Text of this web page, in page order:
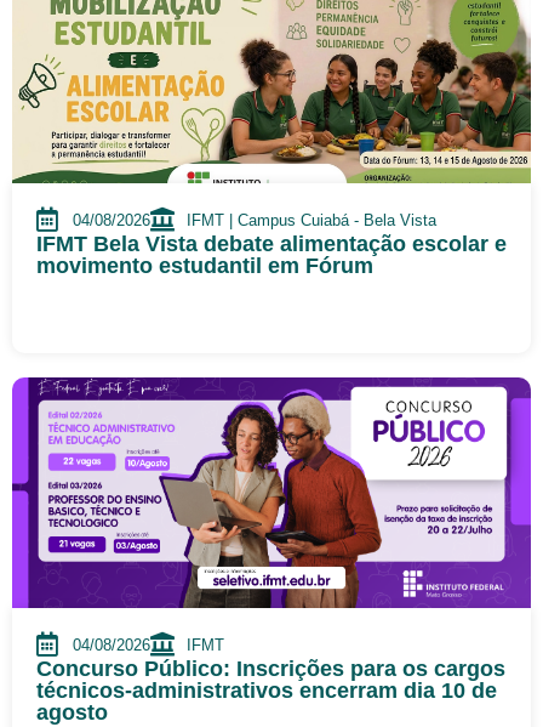
04/08/2026 IFMT | Campus Cuiabá - Bela Vista
IFMT Bela Vista debate alimentação escolar e
movimento estudantil em Fórum
04/08/2026 IFMT
Concurso Público: Inscrições para os cargos
técnicos-administrativos encerram dia 10 de
agosto